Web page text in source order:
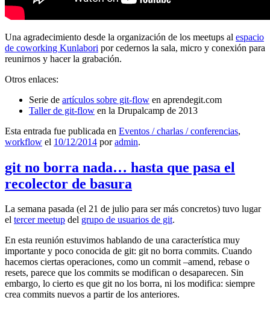
Una agradecimiento desde la organización de los meetups al espacio
de coworking Kunlabori por cedernos la sala, micro y conexión para
reunirnos y hacer la grabación.
Otros enlaces:
Serie de artículos sobre git-flow en aprendegit.com
Taller de git-flow en la Drupalcamp de 2013
Esta entrada fue publicada en Eventos / charlas / conferencias,
workflow el 10/12/2014 poradmin.
git no borra nada… hasta que pasa el
recolector de basura
La semana pasada (el 21 de julio para ser más concretos) tuvo lugar
el tercer meetup del grupo de usuarios de git.
En esta reunión estuvimos hablando de una característica muy
importante y poco conocida de git: git no borra commits. Cuando
hacemos ciertas operaciones, como un commit –amend, rebase o
resets, parece que los commits se modifican o desaparecen. Sin
embargo, lo cierto es que git no los borra, ni los modifica: siempre
crea commits nuevos a partir de los anteriores.